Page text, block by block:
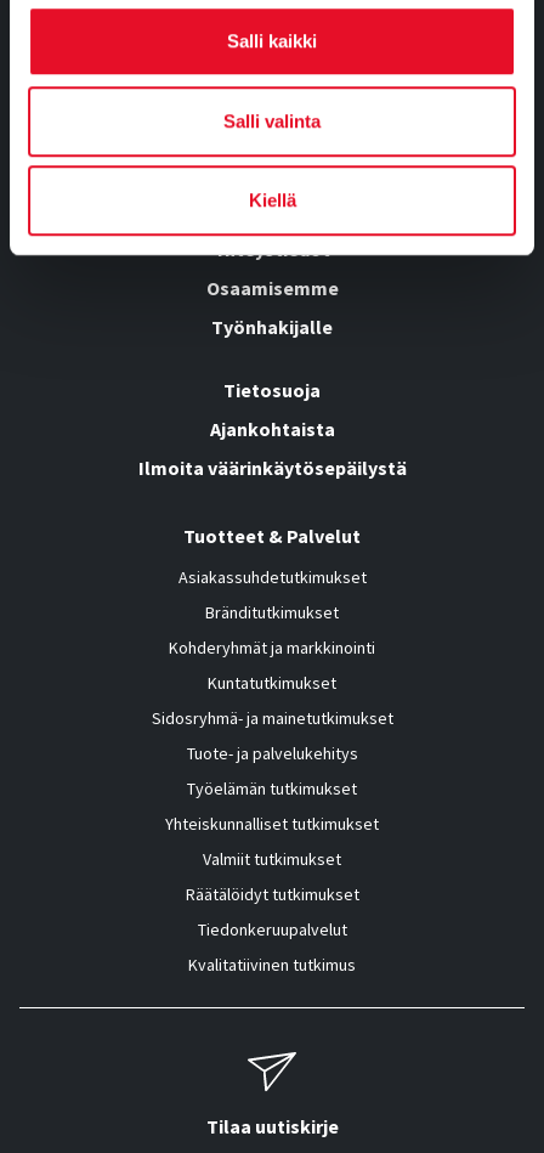
Salli kaikki
Salli valinta
Kiellä
Yhteystiedot
Osaamisemme
Työnhakijalle
Tietosuoja
Ajankohtaista
Ilmoita väärinkäytösepäilystä
Tuotteet & Palvelut
Asiakassuhdetutkimukset
Bränditutkimukset
Kohderyhmät ja markkinointi
Kuntatutkimukset
Sidosryhmä- ja mainetutkimukset
Tuote- ja palvelukehitys
Työelämän tutkimukset
Yhteiskunnalliset tutkimukset
Valmiit tutkimukset
Räätälöidyt tutkimukset
Tiedonkeruupalvelut
Kvalitatiivinen tutkimus
Tilaa uutiskirje